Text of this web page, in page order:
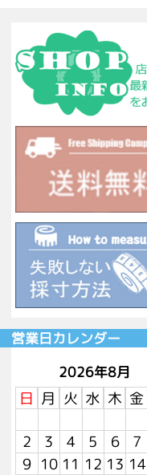
営業日カレンダー
2026年8月
日 月 火 水 木 金
2
3 4 5 6 7
9 10 11 12 13 14